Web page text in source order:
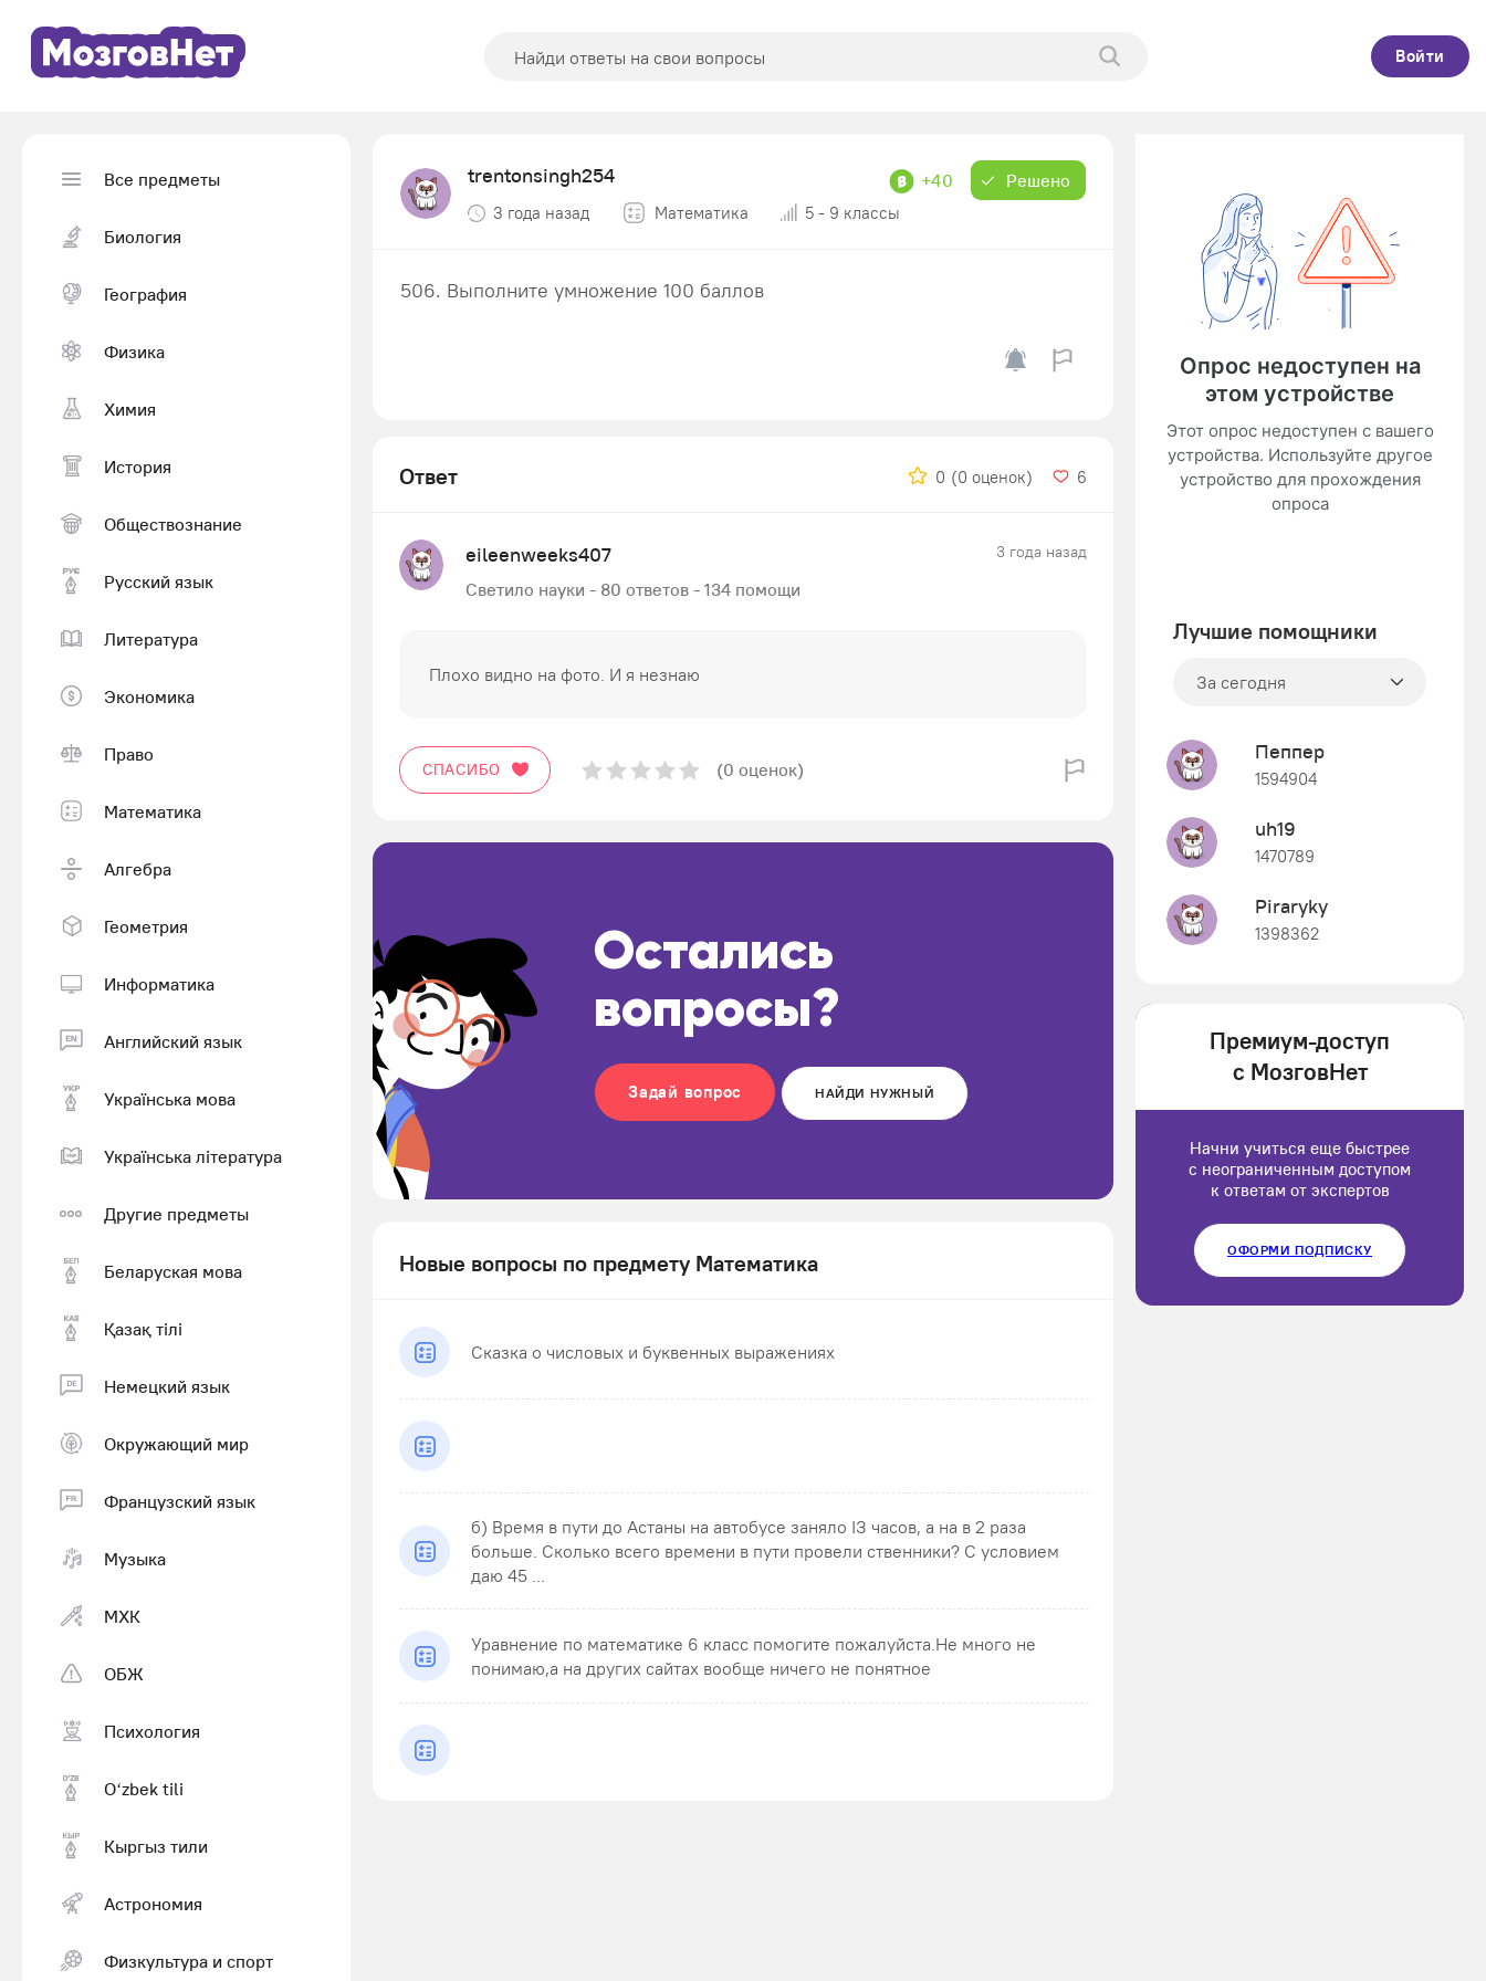
Войти
Все предметы
Биология
География
Физика
Химия
История
Обществознание
Русский язык
Литература
Экономика
Право
Математика
Алгебра
Геометрия
Информатика
Английский язык
Українська мова
Українська література
Другие предметы
Беларуская мова
Қазақ тiлi
Немецкий язык
Окружающий мир
Французский язык
Музыка
МХК
ОБЖ
Психология
Оʻzbek tili
Кыргыз тили
Астрономия
Физкультура и спорт
trentonsingh254 +40 Решено
3 года назад Математика 5 - 9 классы
506. Выполните умножение 100 баллов
Ответ 0 (0 оценок) 6
eileenweeks407 3 года назад
Светило науки - 80 ответов - 134 помощи
Плохо видно на фото. И я незнаю
СПАСИБО (0 оценок)
Остались
вопросы?
Задай вопрос НАЙДИ НУЖНЫЙ
Новые вопросы по предмету Математика
Сказка о числовых и буквенных выражениях
б) Время в пути до Астаны на автобусе заняло ІЗ часов, а на в 2 раза
больше. Сколько всего времени в пути провели ственники? С условием
даю 45 ...
Уравнение по математике 6 класс помогите пожалуйста.Не много не
понимаю,а на других сайтах вообще ничего не понятное
Лучшие помощники
За сегодня
Пеппер
1594904
uh19
1470789
Piraryky
1398362
Luluput
Премиум-доступ
с МозговНет
Начни учиться еще быстрее
с неограниченным доступом
к ответам от экспертов
ОФОРМИ ПОДПИСКУ